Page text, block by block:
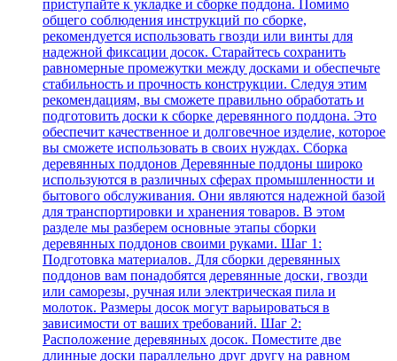
приступайте к укладке и сборке поддона. Помимо
общего соблюдения инструкций по сборке,
рекомендуется использовать гвозди или винты для
надежной фиксации досок. Старайтесь сохранить
равномерные промежутки между досками и обеспечьте
стабильность и прочность конструкции. Следуя этим
рекомендациям, вы сможете правильно обработать и
подготовить доски к сборке деревянного поддона. Это
обеспечит качественное и долговечное изделие, которое
вы сможете использовать в своих нуждах. Сборка
деревянных поддонов Деревянные поддоны широко
используются в различных сферах промышленности и
бытового обслуживания. Они являются надежной базой
для транспортировки и хранения товаров. В этом
разделе мы разберем основные этапы сборки
деревянных поддонов своими руками. Шаг 1:
Подготовка материалов. Для сборки деревянных
поддонов вам понадобятся деревянные доски, гвозди
или саморезы, ручная или электрическая пила и
молоток. Размеры досок могут варьироваться в
зависимости от ваших требований. Шаг 2:
Расположение деревянных досок. Поместите две
длинные доски параллельно друг другу на равном